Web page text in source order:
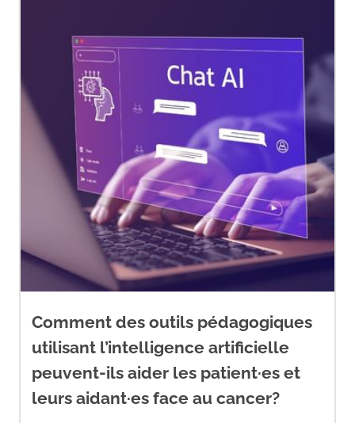
Comment des outils pédagogiques
utilisant l’intelligence artificielle
peuvent-ils aider les patient·es et
leurs aidant·es face au cancer?